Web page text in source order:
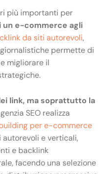
più importanti per
un e-commerce agli
da siti autorevoli,
permette di
migliorare il
link, ma soprattutto la
SEO realizza
per e-commerce
e verticali,
e backlink
facendo una selezione